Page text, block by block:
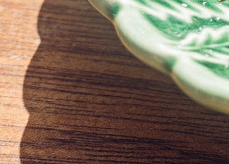
nous
La
Rizerie
Française
Les
adhérents